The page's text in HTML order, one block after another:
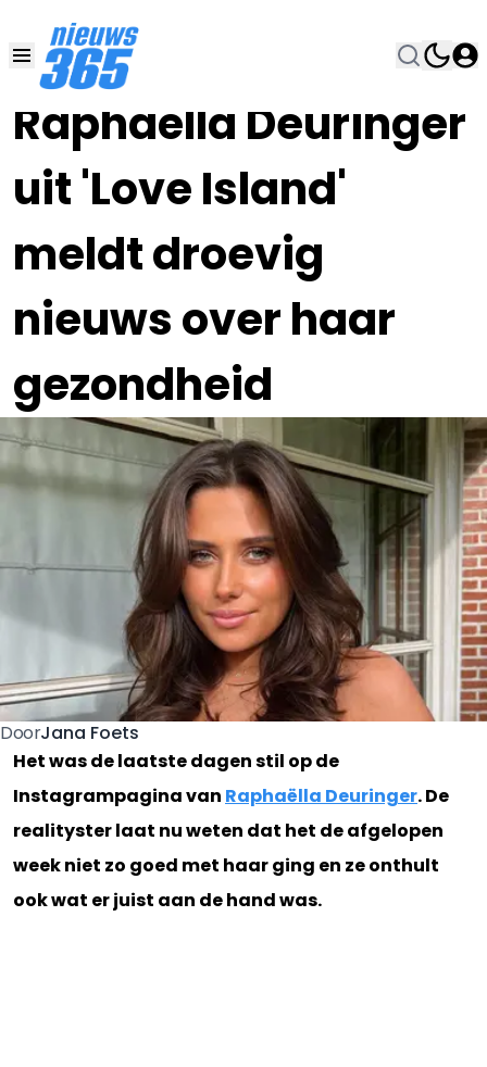
Raphaëlla Deuringer
uit 'Love Island'
meldt droevig
nieuws over haar
gezondheid
31 MRT 2023, 12:30
DoorJana Foets
Het was de laatste dagen stil op de
Instagrampagina van Raphaëlla Deuringer. De
realityster laat nu weten dat het de afgelopen
week niet zo goed met haar ging en ze onthult
ook wat er juist aan de hand was.